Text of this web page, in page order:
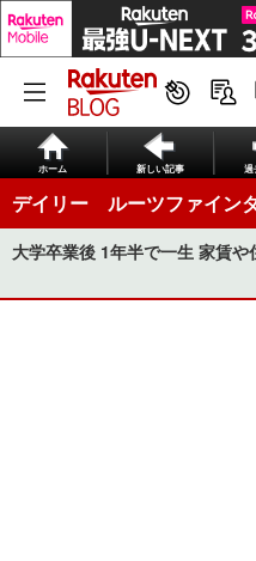
ホーム 新しい記事 過
デイリー ルーツファイン
大学卒業後 1年半で一生 家賃